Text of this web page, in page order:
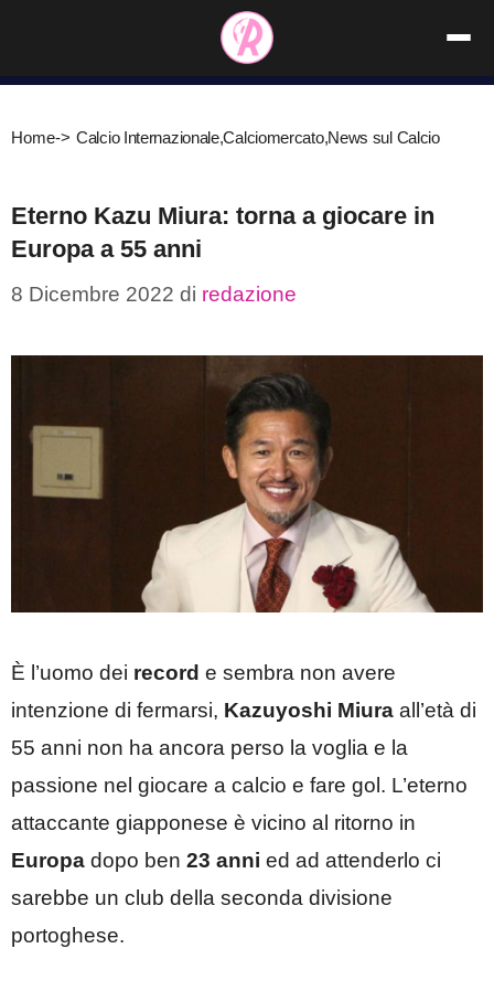
contenuto
Home-> Calcio Internazionale,Calciomercato,News sul Calcio
Eterno Kazu Miura: torna a giocare in
Europa a 55 anni
8 Dicembre 2022 di redazione
È l’uomo dei record e sembra non avere
intenzione di fermarsi, Kazuyoshi Miura all’età di
55 anni non ha ancora perso la voglia e la
passione nel giocare a calcio e fare gol. L’eterno
attaccante giapponese è vicino al ritorno in
Europa dopo ben 23 anni ed ad attenderlo ci
sarebbe un club della seconda divisione
portoghese.